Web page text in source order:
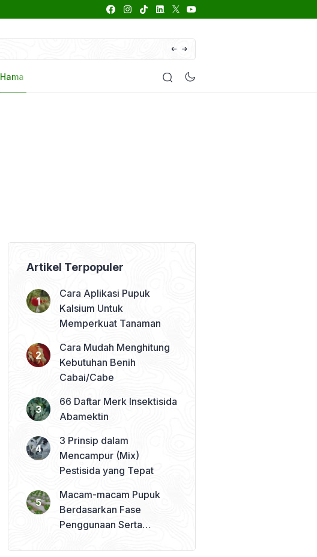
66 Daftar Merk Insektisida Abamektin
Hama dan Penyakit Manfaat Tanaman
Artikel Terpopuler
Cara Aplikasi Pupuk
Kalsium Untuk
Memperkuat Tanaman
Cara Mudah Menghitung
Kebutuhan Benih
Cabai/Cabe
66 Daftar Merk Insektisida
Abamektin
3 Prinsip dalam
Mencampur (Mix)
Pestisida yang Tepat
Macam-macam Pupuk
Berdasarkan Fase
Penggunaan Serta